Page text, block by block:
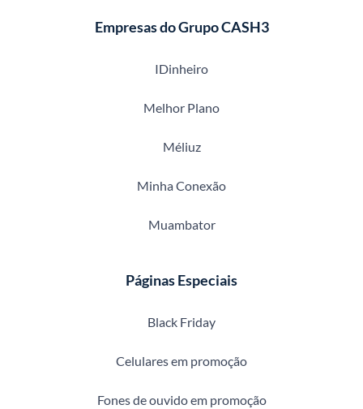
Empresas do Grupo CASH3
IDinheiro
Melhor Plano
Méliuz
Minha Conexão
Muambator
Páginas Especiais
Black Friday
Celulares em promoção
Fones de ouvido em promoção